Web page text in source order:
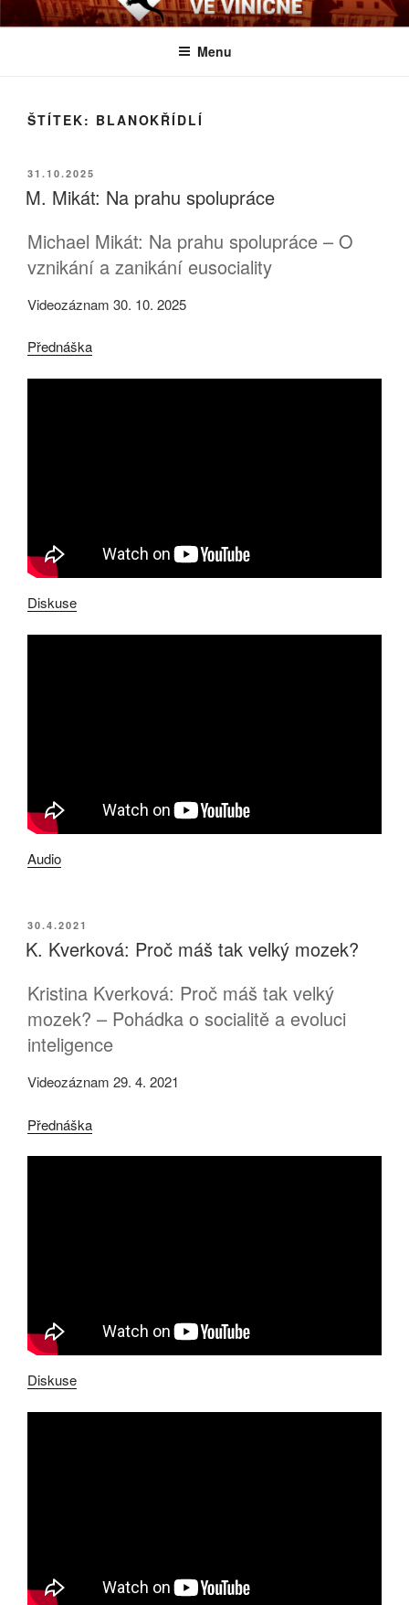
k
BIOLOGICKÉ ČTVRTKY VE
Určeno všem zájemcům o evoluci a obecnější biologická témata
Menu
ŠTÍTEK: BLANOKŘÍDLÍ
PUBLIKOVÁNO
31.10.2025
M. Mikát: Na prahu spolupráce
Michael Mikát: Na prahu spolupráce – O
vznikání a zanikání eusociality
Videozáznam 30. 10. 2025
Přednáška
Diskuse
Audio
PUBLIKOVÁNO
30.4.2021
K. Kverková: Proč máš tak velký mozek?
Kristina Kverková: Proč máš tak velký
mozek? – Pohádka o socialitě a evoluci
inteligence
Videozáznam 29. 4. 2021
Přednáška
Diskuse